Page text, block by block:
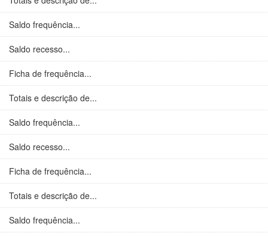
Saldo frequência...
Saldo recesso...
Ficha de frequência...
Totais e descrição de...
Saldo frequência...
Saldo recesso...
Ficha de frequência...
Totais e descrição de...
Saldo frequência...